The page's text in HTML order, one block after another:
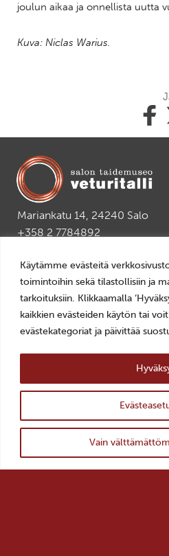
Käytämme evästeitä
toimintoihin sekä tilastollisiin ja
tarkoituksiin. Klikkaamalla
kaikkien evästeiden käytön tai
evästekategoriat ja päivittää
Vain
joulun aikaa ja onnellista uutta
Kuva: Niclas Warius.
Jaa
tämä
Mariankatu 14, 24240 Salo
+358 2 7784892
AVOINNA
ti–pe 10–18
la–su 11–16
LIPUT
0–10€, Museokortti
YHTEYSTIEDOT >
TILAA UUTISKIRJE >